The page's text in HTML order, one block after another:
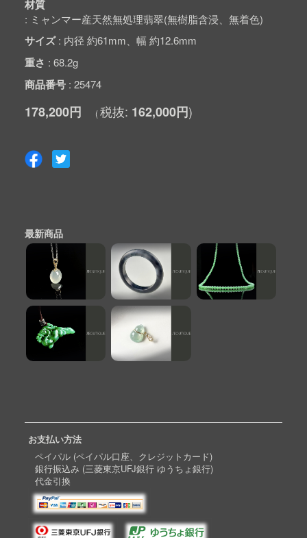
材質
ミャンマー産天然無処理翡翠(無樹脂含浸、無着色)
サイズ 内径 約61mm、幅 約12.6mm
重さ 68.2g
商品番号 25474
178,200円 162,000円
最新商品
お支払い方法
ペイパル (ペイパル口座、クレジットカード)
銀行振込み (三菱東京UFJ銀行 ゆうちょ銀行)
代金引換